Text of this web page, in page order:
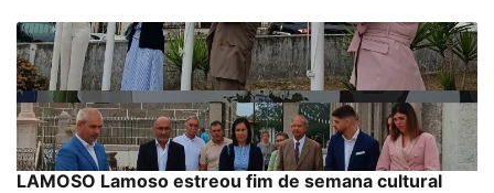
LAMOSO Lamoso estreou fim de semana cultural